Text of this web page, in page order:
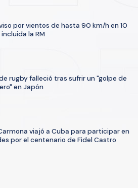
por vientos de hasta 90 km/h en 10
la RM
rugby falleció tras sufrir un "golpe de
en Japón
viajó a Cuba para participar en
por el centenario de Fidel Castro